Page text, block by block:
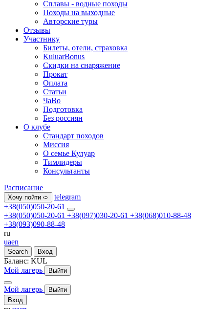
Сплавы - водные походы
Походы на выходные
Авторские туры
Отзывы
Участнику
Билеты, отели, страховка
KuluarBonus
Скидки на снаряжение
Прокат
Оплата
Статьи
ЧаВо
Подготовка
Без россиян
О клубе
Стандарт походов
Миссия
О семье Кулуар
Тимлидеры
Консультанты
Расписание
Хочу пойти ➪
telegram
+38(050)050-20-61
+38(050)050-20-61 +38(097)030-20-61 +38(068)010-88-48
+38(093)090-88-48
ru
uaen
Search Вход
Баланс: KUL
Мой лагерь
Выйти
Мой лагерь
Выйти
Вход